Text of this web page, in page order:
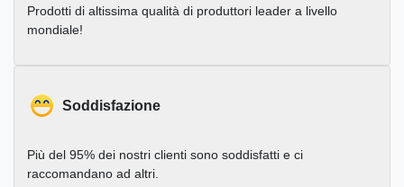
Prodotti di altissima qualità di produttori leader a livello
mondiale!
Soddisfazione
Più del 95% dei nostri clienti sono soddisfatti e ci
raccomandano ad altri.